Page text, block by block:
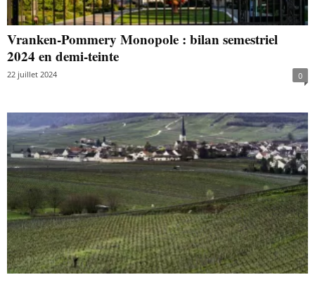
Vranken-Pommery Monopole : bilan semestriel
2024 en demi-teinte
22 juillet 2024 0